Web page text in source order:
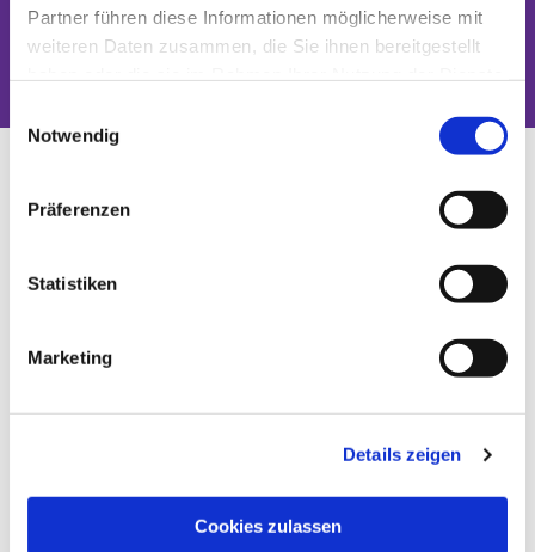
Partner führen diese Informationen möglicherweise mit
weiteren Daten zusammen, die Sie ihnen bereitgestellt
Notwendig
Präferenzen
Statistiken
Marketing
Details zeigen
Cookies zulassen
Dies könnte Sie auch interessieren